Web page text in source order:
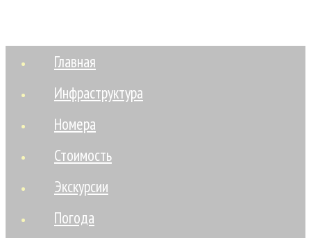
Главная
Инфраструктура
Номера
Стоимость
Экскурсии
Погода